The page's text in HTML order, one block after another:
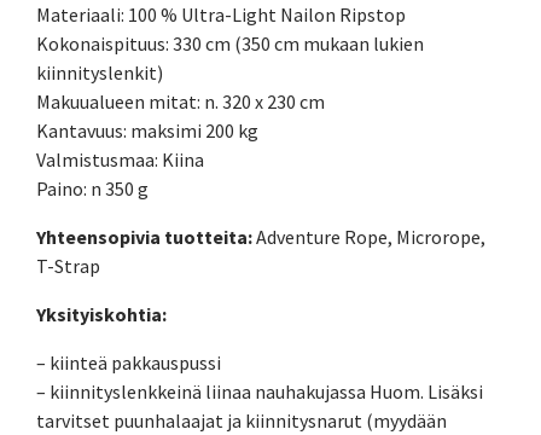
Materiaali: 100 % Ultra-Light Nailon Ripstop
Kokonaispituus: 330 cm (350 cm mukaan lukien
kiinnityslenkit)
Makuualueen mitat: n. 320 x 230 cm
Kantavuus: maksimi 200 kg
Valmistusmaa: Kiina
Paino: n 350 g
Yhteensopivia tuotteita:Adventure Rope, Microrope,
T-Strap
Yksityiskohtia:
– kiinteä pakkauspussi
– kiinnityslenkkeinä liinaa nauhakujassa Huom. Lisäksi
tarvitset puunhalaajat ja kiinnitysnarut (myydään